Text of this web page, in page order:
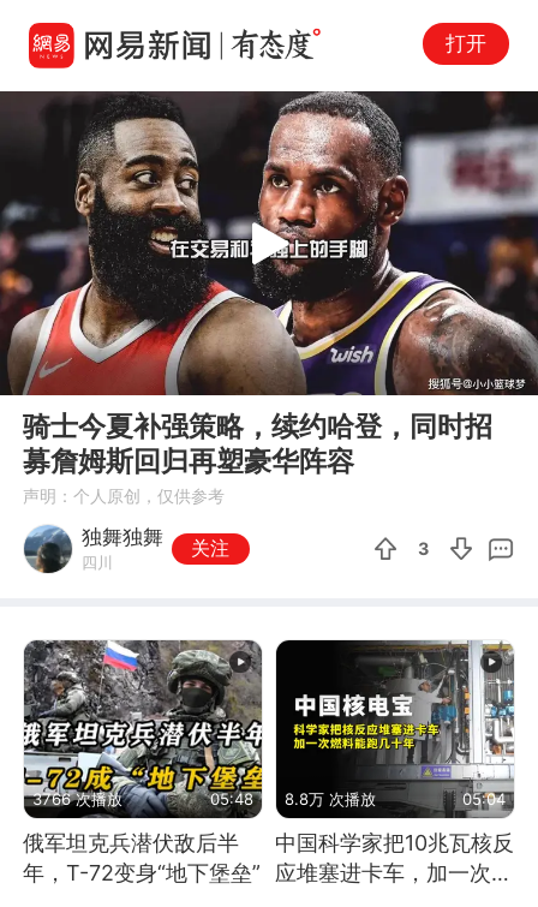
打开
00:00 02:46
Play
骑士今夏补强策略，续约哈登，同时招
募詹姆斯回归再塑豪华阵容
声明：个人原创，仅供参考
独舞独舞
四川
关注 3
3766 次播放 05:48
俄军坦克兵潜伏敌后半
年，T-72变身“地下堡垒”
8.8万 次播放 05:04
中国科学家把10兆瓦核反
应堆塞进卡车，加一次燃